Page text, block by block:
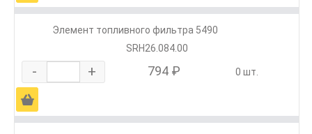
Элемент топливного фильтра 5490
SRH26.084.00
- + 794 ₽ 0 шт.
Ä